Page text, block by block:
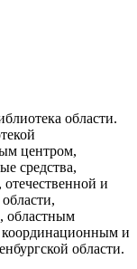
области.
центром,
средства,
и
областным
координационным и
области.